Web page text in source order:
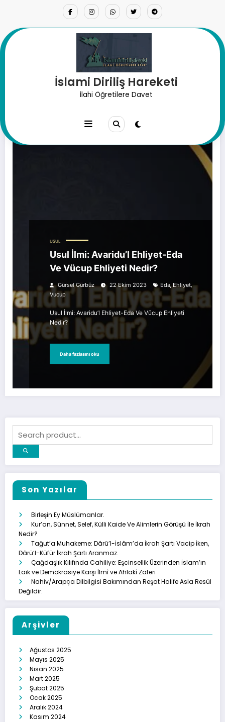
İslami Diriliş Hareketi
İlahi Öğretilere Davet
Etiket: vucup
USUL
Usul İlmi: Avaridu’l Ehliyet-Eda
Ve Vücup Ehliyeti Nedir?
Gürsel Gürbüz 22 Ekim 2023 Eda,Ehliyet,
Vucup
Usul İlmi: Avaridu’l Ehliyet-Eda Ve Vücup Ehliyeti
Nedir?
Daha fazlasını oku
Son Yazılar
Birleşin Ey Müslümanlar.
Kur’an, Sünnet, Selef, Külli Kaide Ve Alimlerin Görüşü İle İkrah
Nedir?
Tağut’a Muhakeme: Dârü’l-İslâm’da İkrah Şartı Vacip İken,
Dârü’l-Küfür İkrah Şartı Aranmaz.
Çağdaşlık Kılıfında Cahiliye: Eşcinsellik Üzerinden İslam’ın
Laik ve Demokrasiye Karşı İlmî ve Ahlakî Zaferi
Nahiv/Arapça Dilbilgisi Bakımından Reşat Halife Asla Resül
Değildir.
Arşivler
Ağustos 2025
Mayıs 2025
Nisan 2025
Mart 2025
Şubat 2025
Ocak 2025
Aralık 2024
Kasım 2024